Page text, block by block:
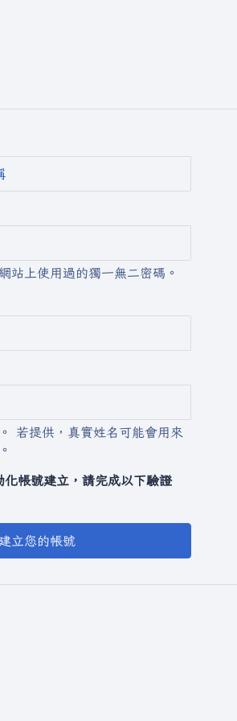
站上使用過的獨一無二密碼。
若提供，真實姓名可能會用來
帳號建立，請完成以下驗證
建立您的帳號